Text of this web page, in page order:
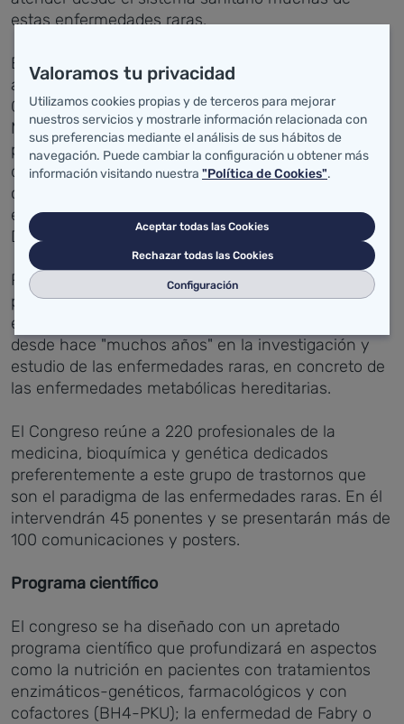
estas enfermedades raras.
En el acto de inauguración se encontraban,
además del consejero, la alcaldesa de Santander,
Gema Igual; el director del Hospital Universitario
Marqués de Valdecilla (HUMV), Rafael Tejido; el
presidente de la AECOM, David Gil, y el presidente
del congreso y responsable asistencial de niños
con enfermedades nefro-urológicas, metabólicas y
enfermedades raras de base genética del HUMV,
Domingo González-Lamuño.
Precisamente ha sido Rafael Tejido el que ha
puesto en valor el trabajo de Valdecilla,
especialmente el del Servicio de Pediatría, centrado
desde hace "muchos años" en la investigación y
estudio de las enfermedades raras, en concreto de
las enfermedades metabólicas hereditarias.
El Congreso reúne a 220 profesionales de la
medicina, bioquímica y genética dedicados
preferentemente a este grupo de trastornos que
son el paradigma de las enfermedades raras. En él
intervendrán 45 ponentes y se presentarán más de
100 comunicaciones y posters.
Programa científico
El congreso se ha diseñado con un apretado
programa científico que profundizará en aspectos
como la nutrición en pacientes con tratamientos
enzimáticos-genéticos, farmacológicos y con
cofactores (BH4-PKU); la enfermedad de Fabry o
Valoramos tu privacidad
Utilizamos cookies propias y de terceros para mejorar
nuestros servicios y mostrarle información relacionada con
sus preferencias mediante el análisis de sus hábitos de
navegación. Puede cambiar la configuración u obtener más
información visitando nuestra "Política de Cookies".
Aceptar todas las Cookies
Rechazar todas las Cookies
Configuración